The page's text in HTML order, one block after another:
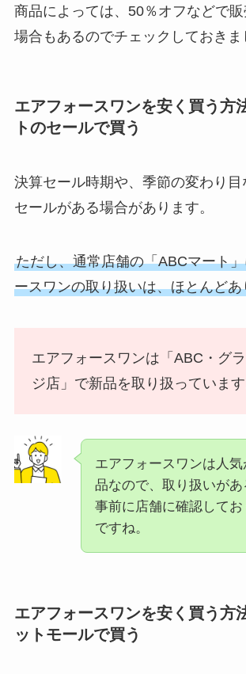
商品によっては、50％オフなどで
場合もあるのでチェックしておきま
エアフォースワンを安く買う
トのセールで買う
決算セール時期や、季節の変わり目
セールがある場合があります。
ただし、通常店舗の「ABCマート
ースワンの取り扱いは、ほとんど
エアフォースワンは「ABC・グ
ジ店」で新品を取り扱っていま
エアフォースワンは人
品なので、取り扱いがあ
事前に店舗に確認して
ですね。
エアフォースワンを安く買う方
ットモールで買う